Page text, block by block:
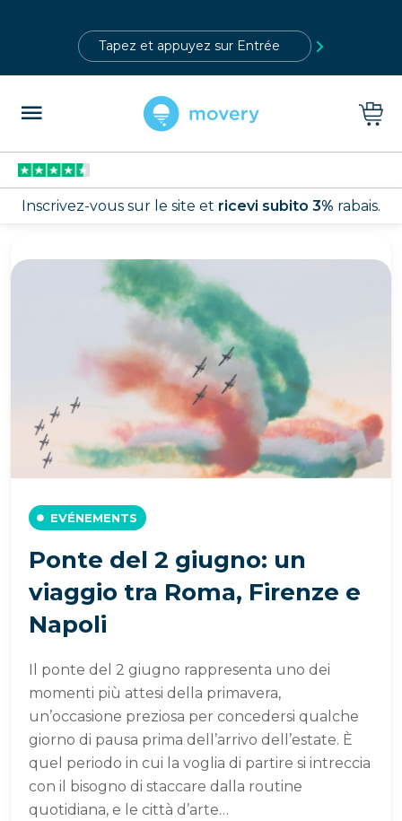
Inscrivez-vous sur le site et ricevi subito 3% rabais.
EVÉNEMENTS
Ponte del 2 giugno: un
viaggio tra Roma, Firenze e
Napoli
Il ponte del 2 giugno rappresenta uno dei
momenti più attesi della primavera,
un’occasione preziosa per concedersi qualche
giorno di pausa prima dell’arrivo dell’estate. È
quel periodo in cui la voglia di partire si intreccia
con il bisogno di staccare dalla routine
quotidiana, e le città d’arte…